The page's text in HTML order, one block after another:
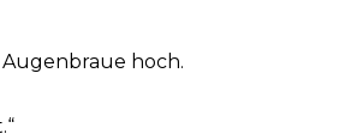
hoch.